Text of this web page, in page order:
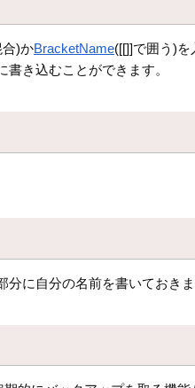
)かBracketName([[]]で囲う)
き込むことができます。
分に自分の名前を書いておき